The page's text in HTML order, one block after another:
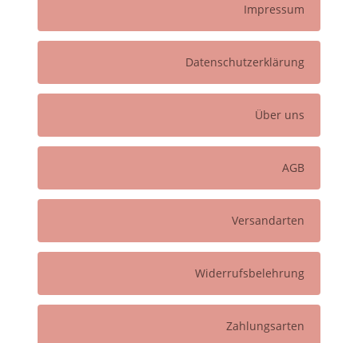
Impressum
Datenschutzerklärung
Über uns
AGB
Versandarten
Widerrufsbelehrung
Zahlungsarten